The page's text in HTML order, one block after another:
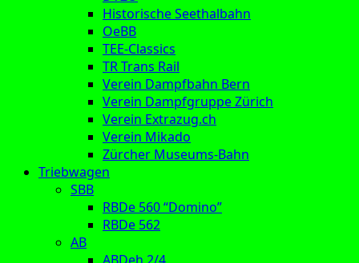
Historische Seethalbahn
OeBB
TEE-Classics
TR Trans Rail
Verein Dampfbahn Bern
Verein Dampfgruppe Zürich
Verein Extrazug.ch
Verein Mikado
Zürcher Museums-Bahn
Triebwagen
SBB
RBDe 560 “Domino”
RBDe 562
AB